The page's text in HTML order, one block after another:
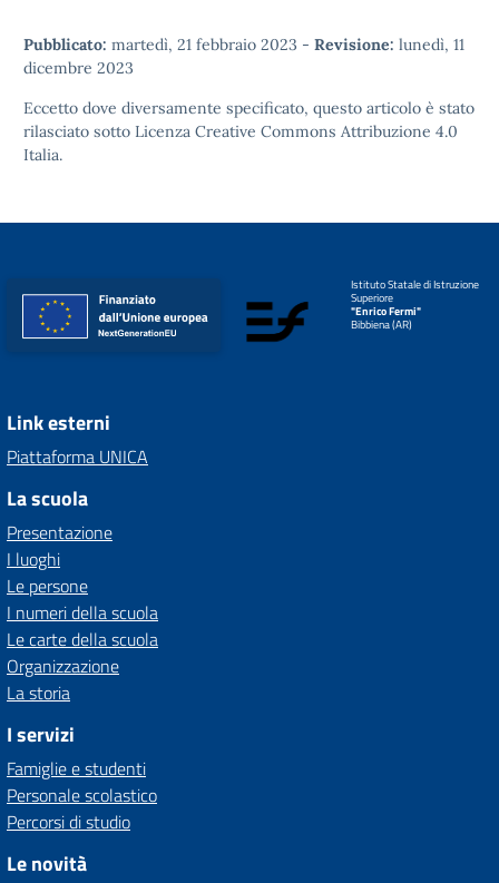
Pubblicato: martedì, 21 febbraio 2023 - Revisione: lunedì, 11
dicembre 2023
Eccetto dove diversamente specificato, questo articolo è stato
rilasciato sotto Licenza Creative Commons Attribuzione 4.0
Italia.
Istituto Statale di Istruzione
Superiore
"Enrico Fermi"
Bibbiena (AR)
Link esterni
Piattaforma UNICA
La scuola
Presentazione
I luoghi
Le persone
I numeri della scuola
Le carte della scuola
Organizzazione
La storia
I servizi
Famiglie e studenti
Personale scolastico
Percorsi di studio
Le novità